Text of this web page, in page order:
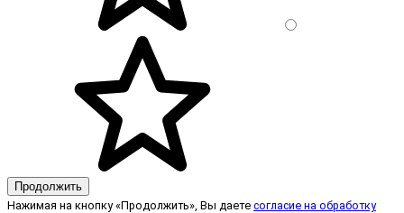
Продолжить
Нажимая на кнопку «Продолжить», Вы даете согласие на обработку